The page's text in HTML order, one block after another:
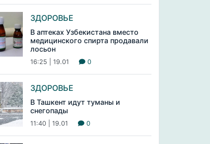
ЗДОРОВЬЕ
В аптеках Узбекистана вместо
медицинского спирта продавали
лосьон
16:25 | 19.01 0
ЗДОРОВЬЕ
В Ташкент идут туманы и
снегопады
11:40 | 19.01 0